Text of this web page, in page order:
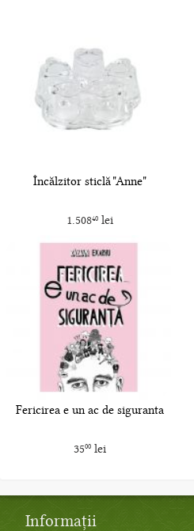
Încălzitor sticlă "Anne"
1.50840lei
Fericirea e un ac de siguranta
3500lei
Informații